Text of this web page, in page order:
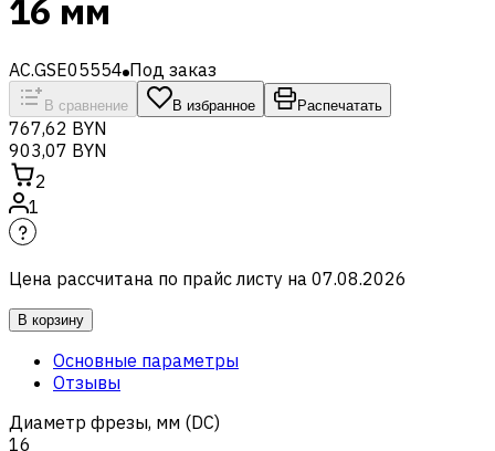
16 мм
AC.GSE05554 Под заказ
В сравнение В избранное Распечатать
767,62 BYN
903,07 BYN
2
1
Цена рассчитана по прайс листу на 07.08.2026
В корзину
Основные параметры
Отзывы
Диаметр фрезы, мм (DC)
16